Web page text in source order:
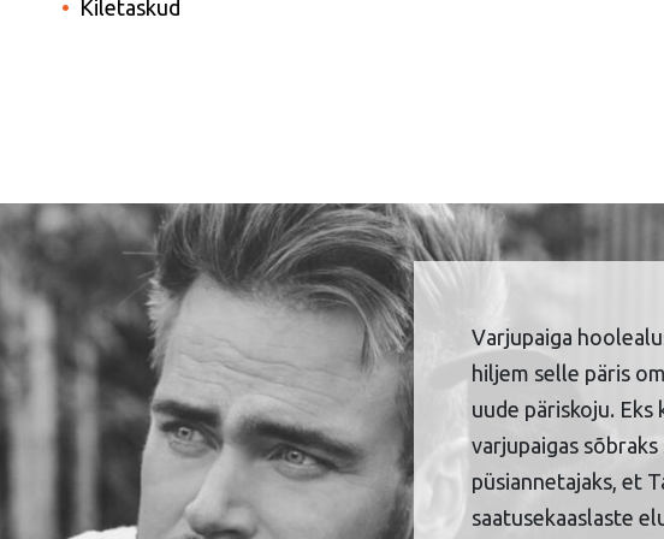
Kiletaskud
Varjupaiga
hiljem selle päris
uude päriskoju. Eks
varjupaigas sõbraks
püsiannetajaks, et
saatusekaaslaste